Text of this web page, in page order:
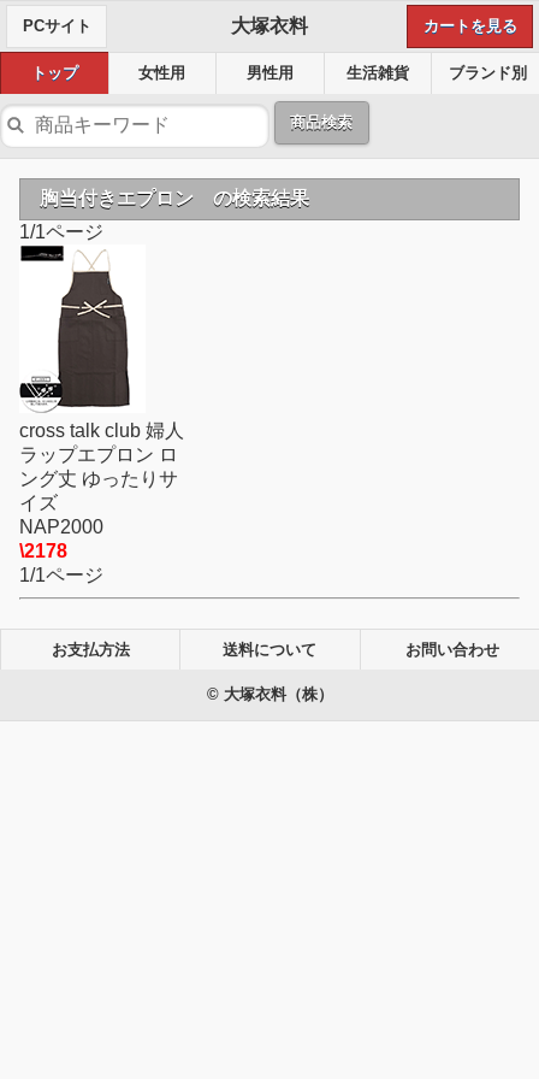
PCサイト 大塚衣料 カートを見る
トップ 女性用 男性用 生活雑貨 ブランド別
商品検索
胸当付きエプロン の検索結果
1/1ページ
cross talk club 婦人
ラップエプロン ロ
ング丈 ゆったりサ
イズ
NAP2000
\2178
1/1ページ
お支払方法 送料について お問い合わせ
© 大塚衣料（株）